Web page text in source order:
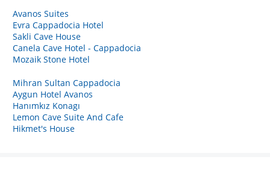
Avanos Suites
Evra Cappadocia Hotel
Sakli Cave House
Canela Cave Hotel - Cappadocia
Mozaik Stone Hotel
Mihran Sultan Cappadocia
Aygun Hotel Avanos
Hanımkız Konagı
Lemon Cave Suite And Cafe
Hikmet's House